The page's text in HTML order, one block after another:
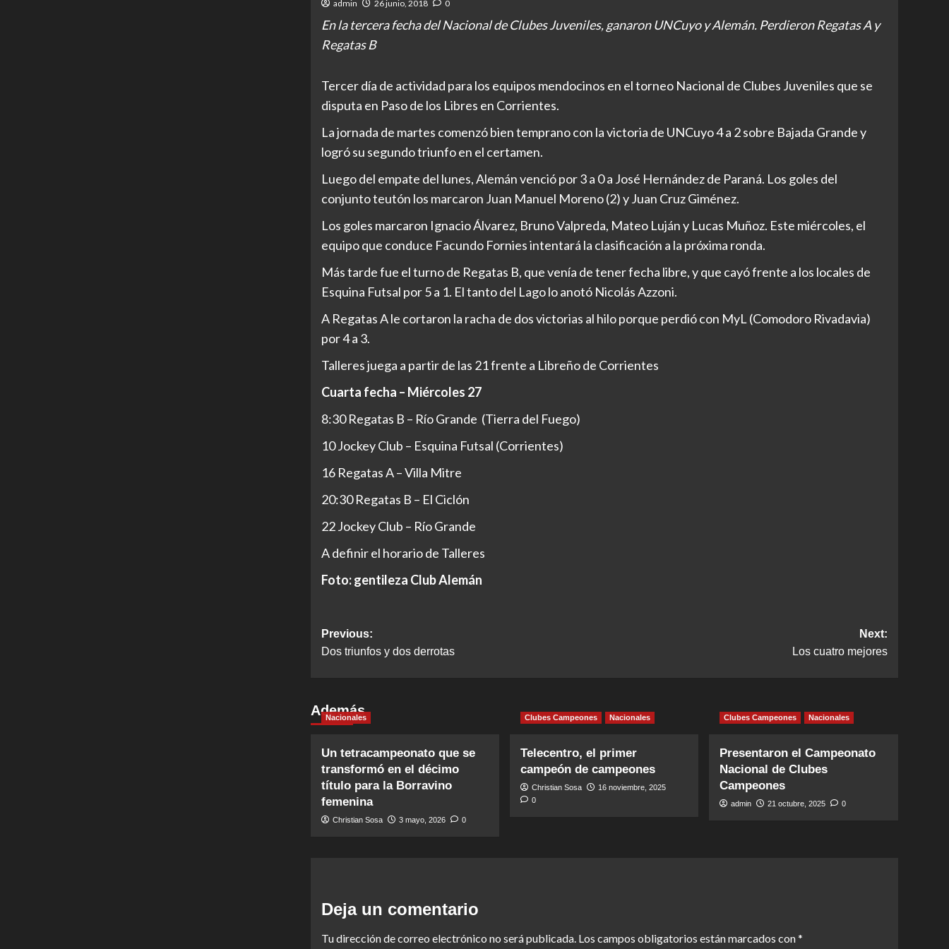
admin 26 junio, 2018 0
En la tercera fecha del Nacional de Clubes Juveniles, ganaron UNCuyo y Alemán. Perdieron Regatas A y
Regatas B
Tercer día de actividad para los equipos mendocinos en el torneo Nacional de Clubes Juveniles que se
disputa en Paso de los Libres en Corrientes.
La jornada de martes comenzó bien temprano con la victoria de UNCuyo 4 a 2 sobre Bajada Grande y
logró su segundo triunfo en el certamen.
Luego del empate del lunes, Alemán venció por 3 a 0 a José Hernández de Paraná. Los goles del
conjunto teutón los marcaron Juan Manuel Moreno (2) y Juan Cruz Giménez.
Los goles marcaron Ignacio Álvarez, Bruno Valpreda, Mateo Luján y Lucas Muñoz. Este miércoles, el
equipo que conduce Facundo Fornies intentará la clasificación a la próxima ronda.
Más tarde fue el turno de Regatas B, que venía de tener fecha libre, y que cayó frente a los locales de
Esquina Futsal por 5 a 1. El tanto del Lago lo anotó Nicolás Azzoni.
A Regatas A le cortaron la racha de dos victorias al hilo porque perdió con MyL (Comodoro Rivadavia)
por 4 a 3.
Talleres juega a partir de las 21 frente a Libreño de Corrientes
Cuarta fecha – Miércoles 27
8:30 Regatas B – Río Grande (Tierra del Fuego)
10 Jockey Club – Esquina Futsal (Corrientes)
16 Regatas A – Villa Mitre
20:30 Regatas B – El Ciclón
22 Jockey Club – Río Grande
A definir el horario de Talleres
Foto: gentileza Club Alemán
Post
navigation
Previous:
Dos triunfos y dos derrotas
Next:
Los cuatro mejores
Además
Nacionales
Un tetracampeonato que se
transformó en el décimo
título para la Borravino
femenina
Christian Sosa 3 mayo, 2026 0
Clubes Campeones Nacionales
Telecentro, el primer
campeón de campeones
Christian Sosa
16 noviembre, 2025
0
Clubes Campeones Nacionales
Presentaron el Campeonato
Nacional de Clubes
Campeones
admin 21 octubre, 2025 0
Deja un comentario
Tu dirección de correo electrónico no será publicada. Los campos obligatorios están marcados con*